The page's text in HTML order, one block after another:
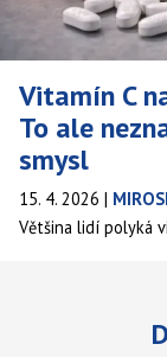
Vitamín C
To ale
smysl
15. 4. 2026 |
Většina lidí polyká
stále roste a